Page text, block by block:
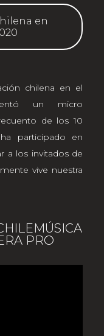
en
chilena en el
un micro
de los 10
participado en
a los invitados de
vive nuestra
PRO